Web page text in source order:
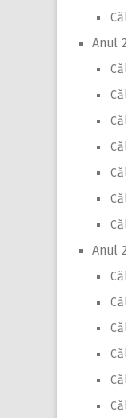
Anul
Anul